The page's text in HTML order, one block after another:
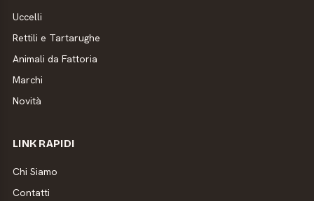
Uccelli
Rettili e Tartarughe
Animali da Fattoria
Marchi
Novità
LINK RAPIDI
Chi Siamo
Contatti